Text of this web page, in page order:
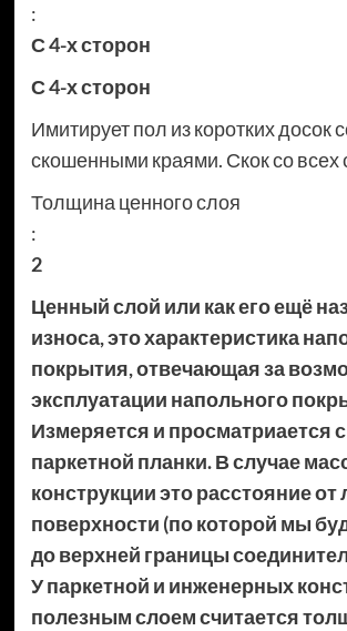
:
С 4-х сторон
С 4-х сторон
Имитирует пол из коротких досок
скошенными краями. Скок со всех
Толщина ценного слоя
:
2
Ценный слой или как его ещё
износа, это характеристика
покрытия, отвечающая за
эксплуатации напольного
Измеряется и просматриается
паркетной планки. В случае
конструкции это расстояние от
поверхности (по которой мы
до верхней границы
У паркетной и инженерных
полезным слоем считается